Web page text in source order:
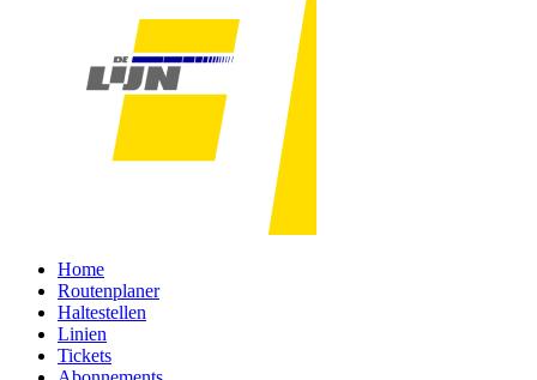
Home
Routenplaner
Haltestellen
Linien
Tickets